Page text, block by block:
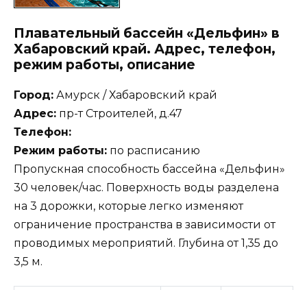
Плавательный бассейн «Дельфин» в
Хабаровский край. Адрес, телефон,
режим работы, описание
Город: Амурск / Хабаровский край
Адрес: пр-т Строителей, д.47
Телефон:
Режим работы: по расписанию
Пропускная способность бассейна «Дельфин»
30 человек/час. Поверхность воды разделена
на 3 дорожки, которые легко изменяют
ограничение пространства в зависимости от
проводимых мероприятий. Глубина от 1,35 до
3,5 м.